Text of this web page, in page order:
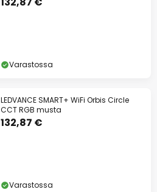
Varastossa
LEDVANCE SMART+ WiFi Orbis Circle
CCT RGB musta
132,87 €
Varastossa